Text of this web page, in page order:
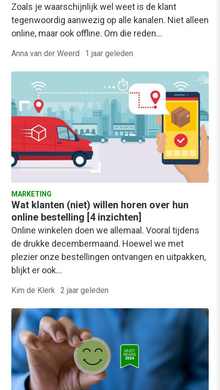
Zoals je waarschijnlijk wel weet is de klant
tegenwoordig aanwezig op alle kanalen. Niet alleen
online, maar ook offline. Om die reden…
Anna van der Weerd · 1 jaar geleden
MARKETING
Wat klanten (niet) willen horen over hun
online bestelling [4 inzichten]
Online winkelen doen we allemaal. Vooral tijdens
de drukke decembermaand. Hoewel we met
plezier onze bestellingen ontvangen en uitpakken,
blijkt er ook…
Kim de Klerk · 2 jaar geleden